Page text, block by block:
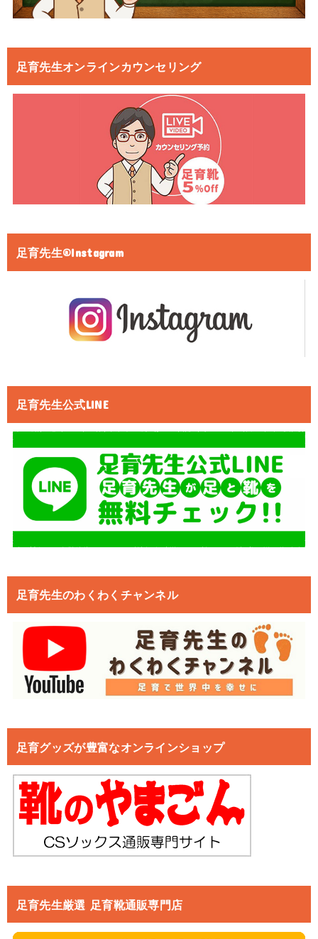
足育先生オンラインカウンセリング
足育先生®Instagram
足育先生公式LINE
足育先生のわくわくチャンネル
足育グッズが豊富なオンラインショップ
足育先生厳選 足育靴通販専門店